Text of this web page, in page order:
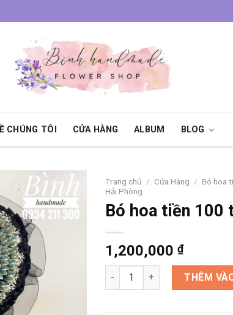
CHÚNG TÔI CỬA HÀNG ALBUM BLOG
Trang chủ / Cửa Hàng / Bó hoa
Hải Phòng
Bó hoa tiền 100
1,200,000 ₫
Bó hoa tiền 100 tờ 500k số
THÊM